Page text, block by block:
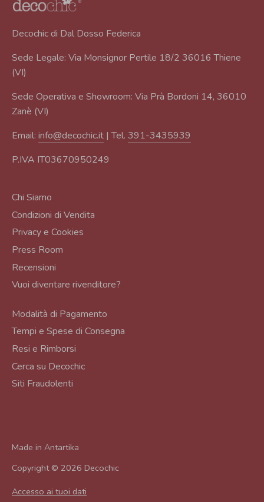
Decochic di Dal Dosso Federica
Sede Legale: Via Monsignor Pertile 18/2 36016 Thiene
(VI)
Sede Operativa e Showroom: Via Prà Bordoni 14, 36010
Zanè (VI)
Email: info@decochic.it | Tel. 391-3435939
P.IVA IT03670950249
Chi Siamo
Condizioni di Vendita
Privacy e Cookies
Press Room
Recensioni
Vuoi diventare rivenditore?
Modalità di Pagamento
Tempi e Spese di Consegna
Resi e Rimborsi
Cerca su Decochic
Siti Fraudolenti
Made in Antartika
Copyright © 2026 Decochic
Accesso ai tuoi dati